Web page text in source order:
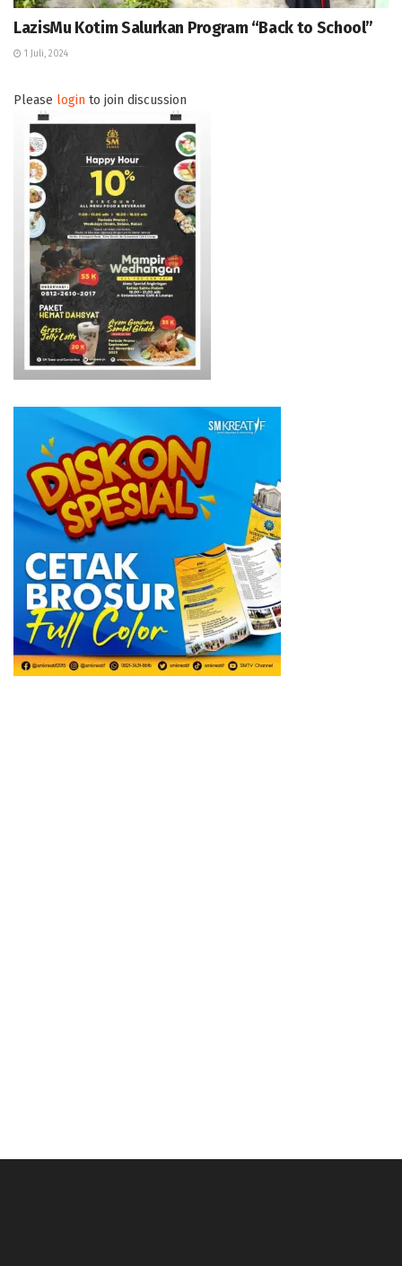
LazisMu Kotim Salurkan Program “Back to School”
1 Juli, 2024
Please login to join discussion